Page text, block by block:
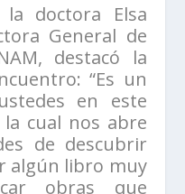
doctora Elsa
General de
destacó la
“Es un
en este
cual nos abre
de descubrir
algún libro muy
obras que